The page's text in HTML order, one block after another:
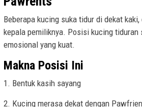
Beberapa kucing suka tidur di dekat kaki,
kepala pemiliknya. Posisi kucing tiduran
emosional yang kuat.
Makna Posisi Ini
1. Bentuk kasih sayang
2. Kucing merasa dekat dengan